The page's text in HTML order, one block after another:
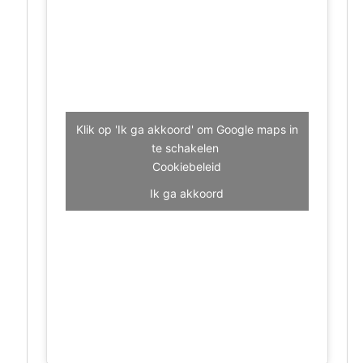
Klik op 'Ik ga akkoord' om Google maps in
te schakelen
Cookiebeleid
Ik ga akkoord